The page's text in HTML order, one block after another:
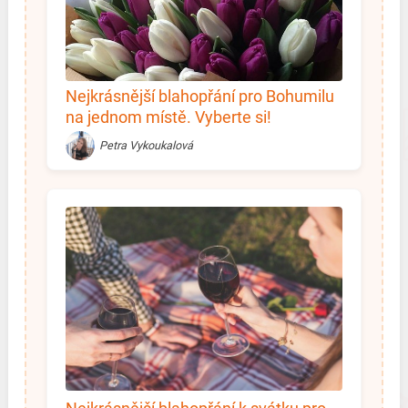
Nejkrásnější blahopřání pro Bohumilu
na jednom místě. Vyberte si!
Petra Vykoukalová